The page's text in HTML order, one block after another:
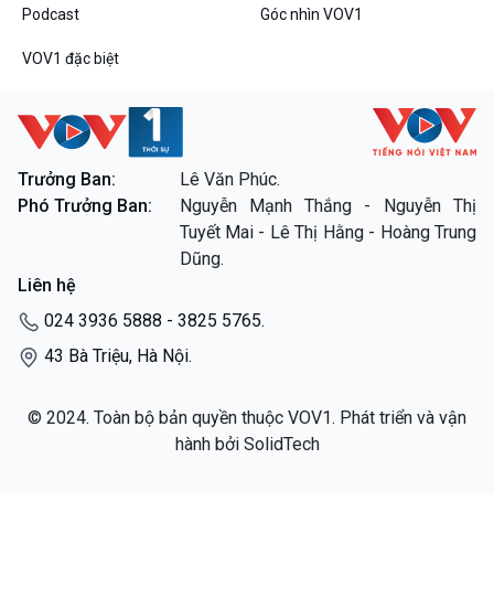
Podcast Góc nhìn VOV1
VOV1 đặc biệt
Trưởng Ban:
Lê Văn Phúc.
Phó Trưởng Ban:
Nguyễn Mạnh Thắng - Nguyễn Thị
Tuyết Mai - Lê Thị Hằng - Hoàng Trung
Dũng.
Liên hệ
024 3936 5888 - 3825 5765.
43 Bà Triệu, Hà Nội.
© 2024. Toàn bộ bản quyền thuộc VOV1. Phát triển và vận
hành bởi SolidTech